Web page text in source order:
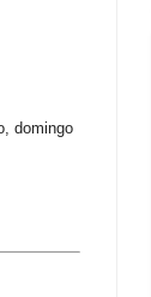
domingo